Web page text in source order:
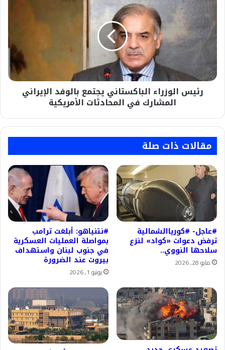
الباكستاني
يجتمع
بالوفد
الإيراني
المحادثات
الأمريكيةرئيس الوزراء الباكستاني يجتمع بالوفد الإيراني
المشارك في المحادثات الأمريكية
مقالات ذات صلة
#عاجل- #كورياالشمالية
ترفض دعوات «كواد» لنزع
سلاحها النووي..
مايو 28, 2026
#نتنياهو: أبلغت ترامب
بمواصلة العمليات العسكرية
في جنوب لبنان واستهداف
بيروت عند الضرورة
يونيو 1, 2026